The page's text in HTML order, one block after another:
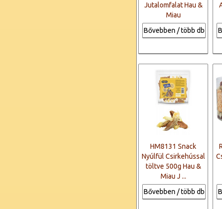
Jutalomfalat Hau &
Miau
Bővebben / több db
HM8131 Snack
Nyúlfül Csirkehússal
töltve 500g Hau &
Miau J ...
Bővebben / több db